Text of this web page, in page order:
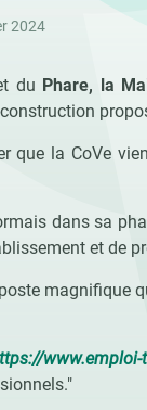
2024
du Phare, la
que la CoVe
dans sa
et de
magnifique
www.emploi-